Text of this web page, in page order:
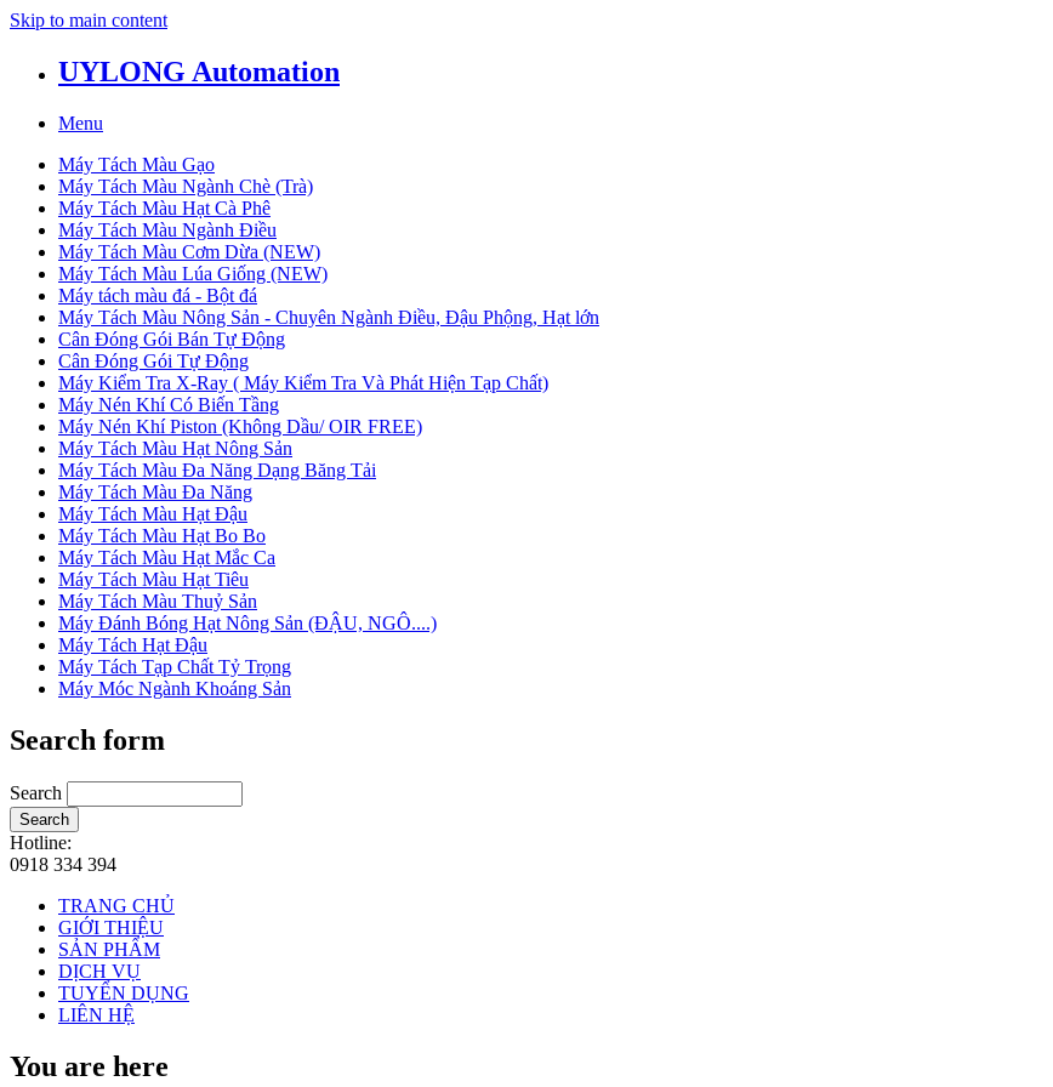
Skip to main content
UYLONG Automation
Menu
Máy Tách Màu Gạo
Máy Tách Màu Ngành Chè (Trà)
Máy Tách Màu Hạt Cà Phê
Máy Tách Màu Ngành Điều
Máy Tách Màu Cơm Dừa (NEW)
Máy Tách Màu Lúa Giống (NEW)
Máy tách màu đá - Bột đá
Máy Tách Màu Nông Sản - Chuyên Ngành Điều, Đậu Phộng, Hạt lớn
Cân Đóng Gói Bán Tự Động
Cân Đóng Gói Tự Động
Máy Kiểm Tra X-Ray ( Máy Kiểm Tra Và Phát Hiện Tạp Chất)
Máy Nén Khí Có Biến Tầng
Máy Nén Khí Piston (Không Dầu/ OIR FREE)
Máy Tách Màu Hạt Nông Sản
Máy Tách Màu Đa Năng Dạng Băng Tải
Máy Tách Màu Đa Năng
Máy Tách Màu Hạt Đậu
Máy Tách Màu Hạt Bo Bo
Máy Tách Màu Hạt Mắc Ca
Máy Tách Màu Hạt Tiêu
Máy Tách Màu Thuỷ Sản
Máy Đánh Bóng Hạt Nông Sản (ĐẬU, NGÔ....)
Máy Tách Hạt Đậu
Máy Tách Tạp Chất Tỷ Trọng
Máy Móc Ngành Khoáng Sản
Search form
Search
Search
Hotline:
0918 334 394
TRANG CHỦ
GIỚI THIỆU
SẢN PHẨM
DỊCH VỤ
TUYỂN DỤNG
LIÊN HỆ
You are here